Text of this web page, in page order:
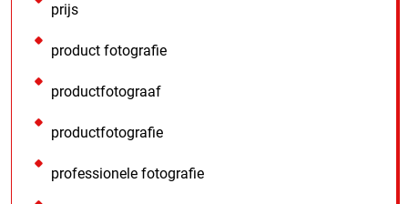
prijs
product fotografie
productfotograaf
productfotografie
professionele fotografie